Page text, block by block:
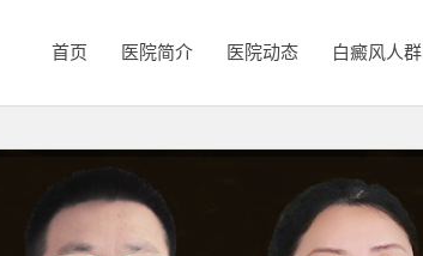
首页 医院简介 医院动态 白癜风人群